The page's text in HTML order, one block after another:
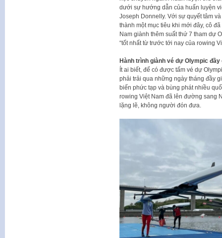
dưới sự hướng dẫn của huấn luyện
Joseph Donnelly. Với sự quyết tâm
thành một mục tiêu khi mới đây, cô
Nam giành thêm suất thứ 7 tham dự
“tốt nhất từ trước tới nay của rowing
Hành trình giành vé dự Olympic đầy
Ít ai biết, để có được tấm vé dự
phải trải qua những ngày tháng đầy
biến phức tạp và bùng phát nhiều
rowing Việt Nam đã lên đường sang
lặng lẽ, không người đón đưa.